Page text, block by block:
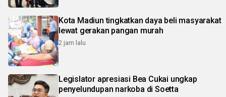
Kota Madiun tingkatkan daya beli masyarakat
lewat gerakan pangan murah
2 jam lalu
Legislator apresiasi Bea Cukai ungkap
penyelundupan narkoba di Soetta